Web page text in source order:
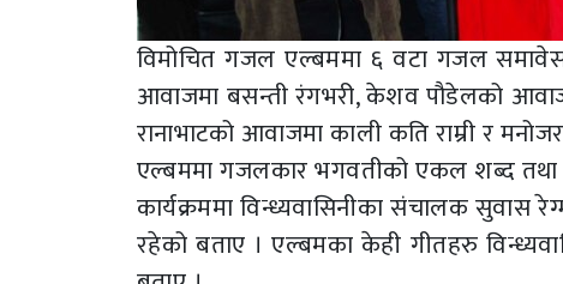
विमोचित गजल एल्बममा ६ वटा गजल
आवाजमा बसन्ती रंगभरी, केशव पौडेलको
रानाभाटको आवाजमा काली कति राम्री र
एल्बममा गजलकार भगवतीको एकल शब्द
कार्यक्रममा विन्ध्यवासिनीका संचालक
रहेको बताए । एल्बमका केही गीतहरु